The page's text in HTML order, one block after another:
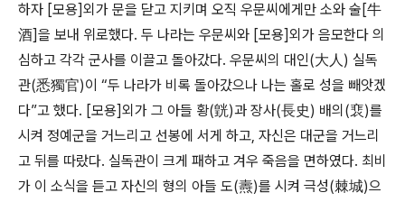
하자 [모용]외가 문을 닫고 지키며 오직 우문씨에게만 소와 술[牛
酒]을 보내 위로했다. 두 나라는 우문씨와 [모용]외가 음모한다 의
심하고 각각 군사를 이끌고 돌아갔다. 우문씨의 대인(大人) 실독
관(悉獨官)이 “두 나라가 비록 돌아갔으나 나는 홀로 성을 빼앗겠
다”고 했다. [모용]외가 그 아들 황(皝)과 장사(長史) 배의(裵)를
시켜 정예군을 거느리고 선봉에 서게 하고, 자신은 대군을 거느리
고 뒤를 따랐다. 실독관이 크게 패하고 겨우 죽음을 면하였다. 최비
가 이 소식을 듣고 자신의 형의 아들 도(燾)를 시켜 극성(棘城)으